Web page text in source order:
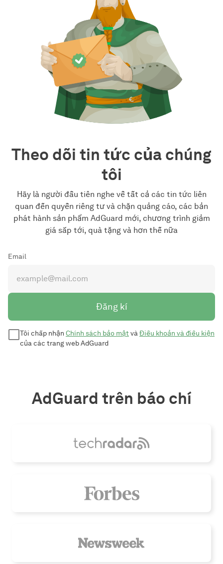
Theo dõi tin tức của chúng
tôi
Hãy là người đầu tiên nghe về tất cả các tin tức liên
quan đến quyền riêng tư và chặn quảng cáo, các bản
phát hành sản phẩm AdGuard mới, chương trình giảm
giá sắp tới, quà tặng và hơn thế nữa
Email
Đăng kí
Tôi chấp nhận Chính sách bảo mậtvàĐiều khoản và điều kiện
của các trang web AdGuard
AdGuard trên báo chí